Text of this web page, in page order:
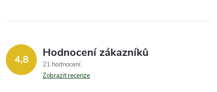
4,8 Hodnocení zákazníků
21 hodnocení
Zobrazit recenze